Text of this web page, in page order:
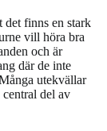
det finns en stark
vill höra bra
och är
där de inte
utekvällar
central del av